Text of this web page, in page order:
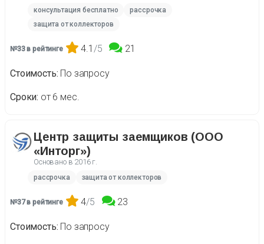
консультация бесплатно
рассрочка
защита от коллекторов
№33 в рейтинге 4.1 /5 21
Стоимость По запросу
Сроки от 6 мес.
Центр защиты заемщиков (ООО
«Инторг»)
Основано в 2016 г.
рассрочка защита от коллекторов
№37 в рейтинге 4/5 23
Стоимость По запросу